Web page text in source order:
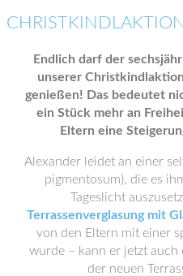
Endlich darf der
unserer
genießen! Das bedeutet
ein Stück mehr an
Eltern eine
Alexander leidet an einer
pigmentosum), die es
Tageslicht
Terrassenverglasung mit
von den Eltern mit einer
wurde – kann er jetzt auch
der neuen